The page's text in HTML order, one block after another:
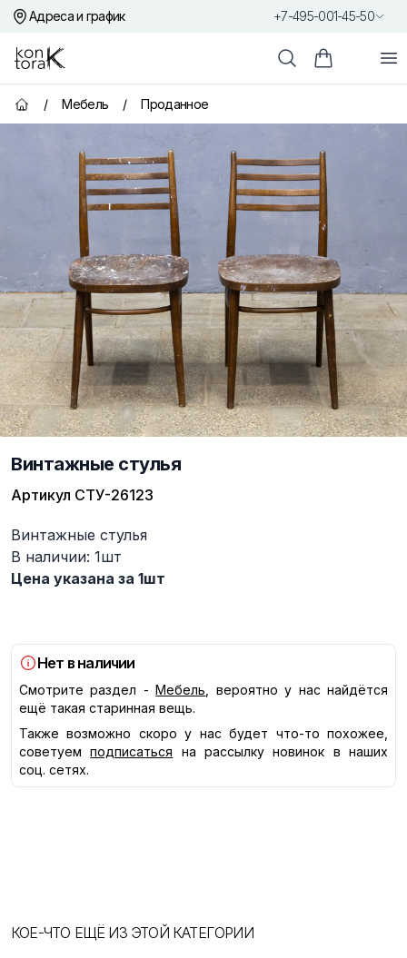
Адреса и график +7-495-001-45-50
Контора К
ПоискКорзина
Главная страница
/ Мебель / Проданное
Винтажные стулья
Артикул СТУ-26123
Описание
Винтажные стулья
В наличии: 1шт
Цена указана за 1шт
Нет в наличии
Смотрите раздел - Мебель , вероятно у нас найдётся
ещё такая старинная вещь.
Также возможно скоро у нас будет что-то похожее,
советуем
подписаться
на рассылку новинок в наших
соц. сетях.
КОЕ-ЧТО ЕЩЁ ИЗ ЭТОЙ КАТЕГОРИИ